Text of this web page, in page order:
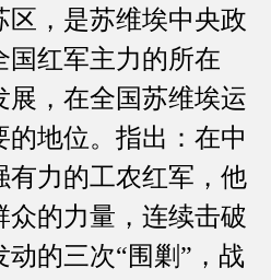
区，是苏维埃中央政
国红军主力的所在
展，在全国苏维埃运
地位。指出：在中
有力的工农红军，他
众的力量，连续击破
的三次“围剿”，战